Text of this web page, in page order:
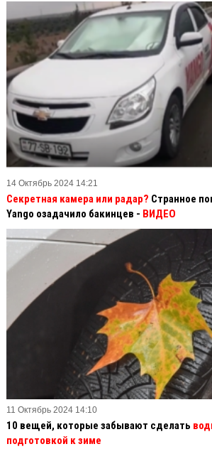
14 Октябрь 2024 14:21
Секретная камера или радар? Странное
Yango озадачило бакинцев - ВИДЕО
11 Октябрь 2024 14:10
10 вещей, которые забывают сделать
подготовкой к зиме